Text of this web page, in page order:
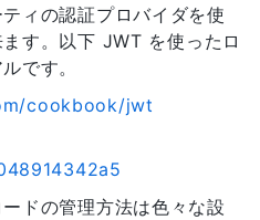
ィの認証プロバイダを使
す。以下 JWT を使ったロ
です。
cookbook/jwt
ドの管理方法は色々な設